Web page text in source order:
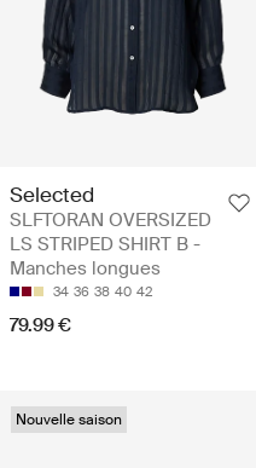
Selected
SLFTORAN OVERSIZED
LS STRIPED SHIRT B -
Manches longues
34 36 38 40 42
79.99 €
Nouvelle saison